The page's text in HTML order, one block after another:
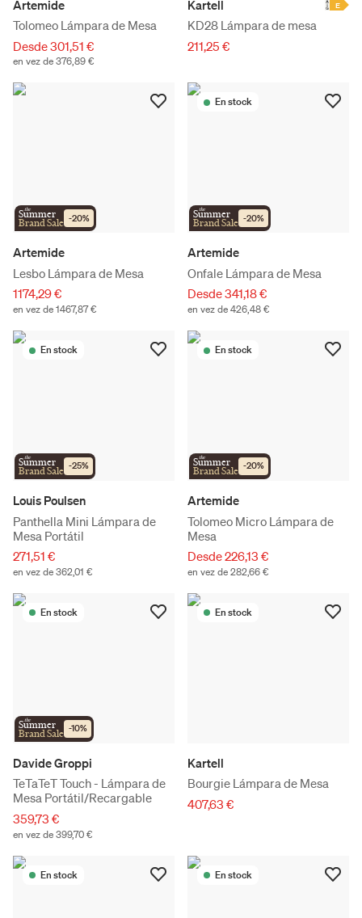
Artemide
Tolomeo Lámpara de Mesa
Desde 301,51 €
en vez de 376,89 €
Kartell
KD28 Lámpara de mesa
E
211,25 €
the
Summer
Brand Sale -20%
Artemide
Lesbo Lámpara de Mesa
1174,29 €
en vez de 1467,87 €
En stock
the
Summer
Brand Sale -20%
Artemide
Onfale Lámpara de Mesa
Desde 341,18 €
en vez de 426,48 €
En stock
the
Summer
Brand Sale -25%
Louis Poulsen
Panthella Mini Lámpara de
Mesa Portátil
271,51 €
en vez de 362,01 €
En stock
the
Summer
Brand Sale -20%
Artemide
Tolomeo Micro Lámpara de
Mesa
Desde 226,13 €
en vez de 282,66 €
En stock
the
Summer
Brand Sale -10%
Davide Groppi
TeTaTeT Touch - Lámpara de
Mesa Portátil/Recargable
359,73 €
en vez de 399,70 €
En stock
Kartell
Bourgie Lámpara de Mesa
407,63 €
En stock En stock